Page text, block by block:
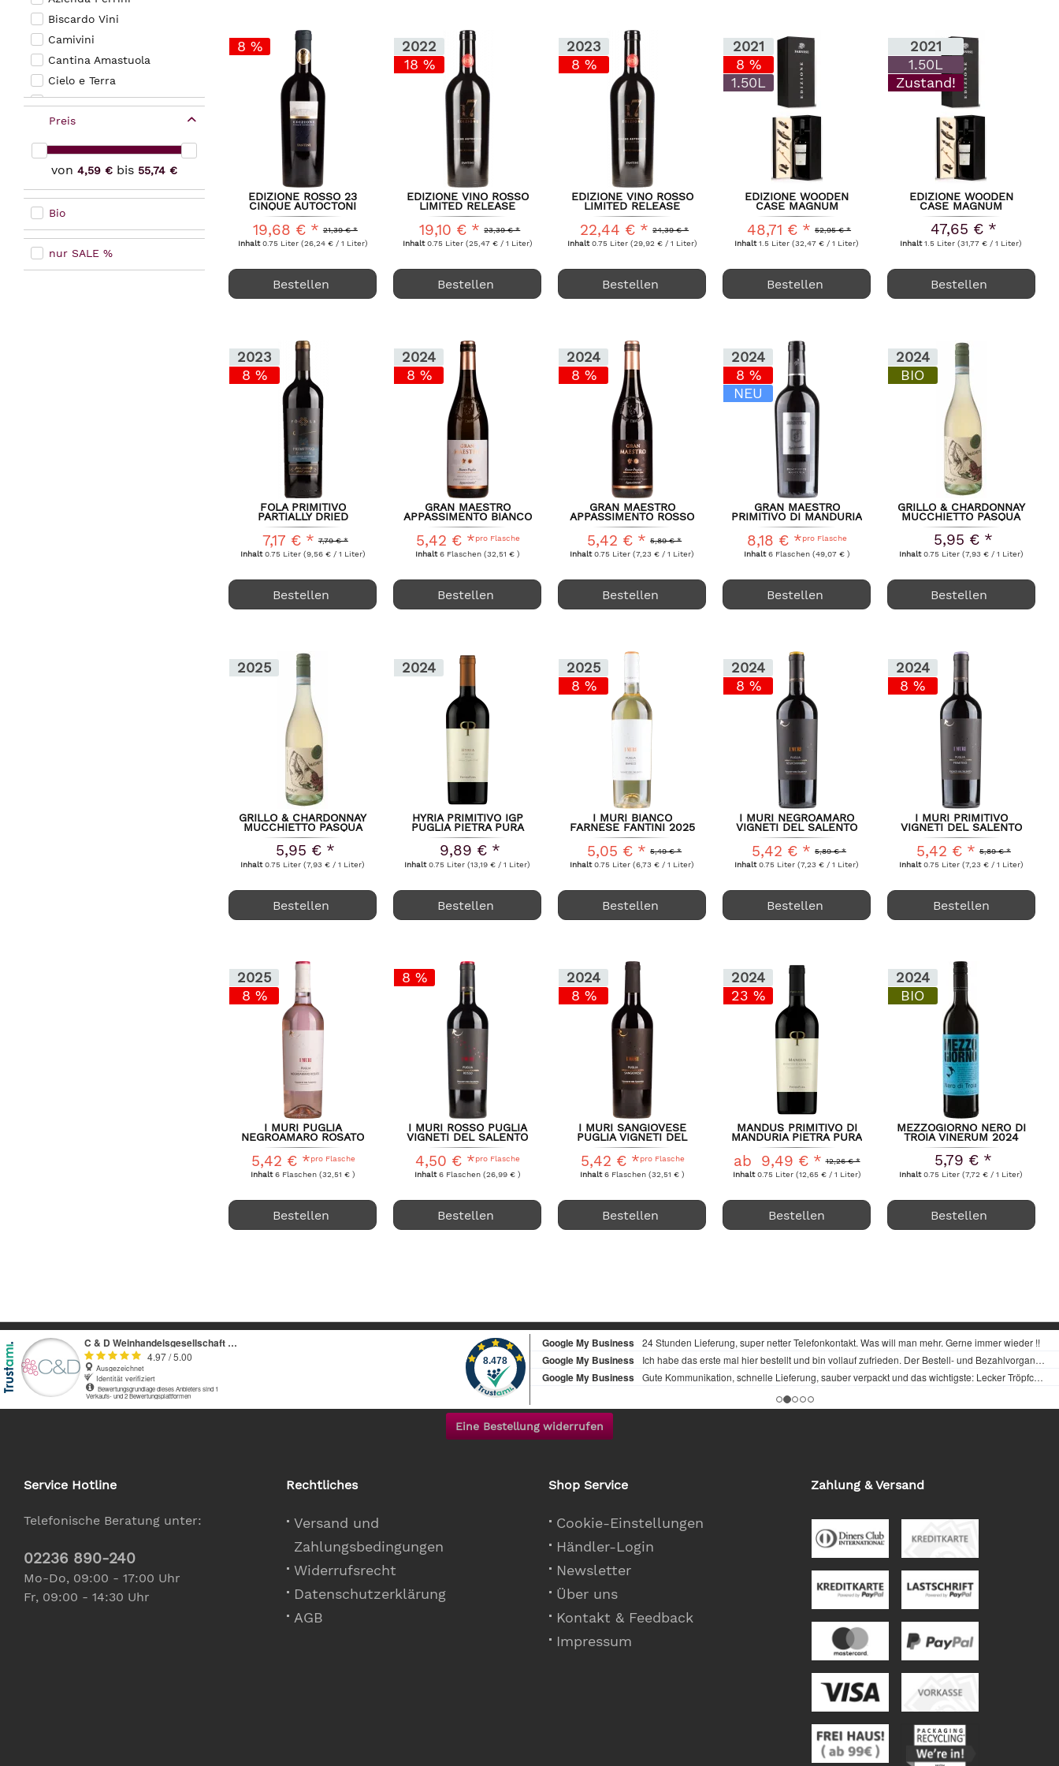
Biscardo Vini
Camivini
Cantina Amastuola
Cielo e Terra
Conte di Campiano
Conti Zecca
Preis
von 4,59 € bis 55,74 €
Bio
nur SALE %
8 %
EDIZIONE ROSSO 23
CINQUE AUTOCTONI
FARNESE FANTINI
21,39 € *
19,68 € *
Inhalt0.75 Liter (26,24 € / 1 Liter)
Bestellen
2022
18 %
EDIZIONE VINO ROSSO
LIMITED RELEASE
FARNESE...
23,39 € *
19,10 € *
Inhalt0.75 Liter (25,47 € / 1 Liter)
Bestellen
2023
8 %
EDIZIONE VINO ROSSO
LIMITED RELEASE
FARNESE...
24,39 € *
22,44 € *
Inhalt0.75 Liter (29,92 € / 1 Liter)
Bestellen
2021
8 %
1.50L
EDIZIONE WOODEN
CASE MAGNUM
FARNESE FANTINI...
52,95 € *
48,71 € *
Inhalt1.5 Liter(32,47 € / 1 Liter)
Bestellen
2021
1.50L
Zustand!
EDIZIONE WOODEN
CASE MAGNUM
FARNESE FANTINI...
47,65 € *
Inhalt1.5 Liter(31,77 € / 1 Liter)
Bestellen
2023
8 %
FOLA PRIMITIVO
PARTIALLY DRIED
GRAPES BISCARDO...
7,79 € *
7,17 € *
Inhalt0.75 Liter (9,56 € / 1 Liter)
Bestellen
2024
8 %
GRAN MAESTRO
APPASSIMENTO BIANCO
CIELO E TERRA...
5,42 € *pro Flasche
Inhalt6 Flaschen (32,51 € )
Bestellen
2024
8 %
GRAN MAESTRO
APPASSIMENTO ROSSO
CIELO E TERRA 2024
5,89 € *
5,42 € *
Inhalt0.75 Liter(7,23 € / 1 Liter)
Bestellen
2024
8 %
NEU
GRAN MAESTRO
PRIMITIVO DI MANDURIA
CIELO E...
8,18 € *pro Flasche
Inhalt6 Flaschen (49,07 € )
Bestellen
2024
BIO
GRILLO & CHARDONNAY
MUCCHIETTO PASQUA
2024
5,95 € *
Inhalt0.75 Liter (7,93 € / 1 Liter)
Bestellen
2025
GRILLO & CHARDONNAY
MUCCHIETTO PASQUA
2025
5,95 € *
Inhalt0.75 Liter(7,93 € / 1 Liter)
Bestellen
2024
HYRIA PRIMITIVO IGP
PUGLIA PIETRA PURA
2024
9,89 € *
Inhalt0.75 Liter(13,19 € / 1 Liter)
Bestellen
2025
8 %
I MURI BIANCO
FARNESE FANTINI 2025
5,49 € *
5,05 € *
Inhalt0.75 Liter(6,73 € / 1 Liter)
Bestellen
2024
8 %
I MURI NEGROAMARO
VIGNETI DEL SALENTO
FARNESE...
5,89 € *
5,42 € *
Inhalt0.75 Liter(7,23 € / 1 Liter)
Bestellen
2024
8 %
I MURI PRIMITIVO
VIGNETI DEL SALENTO
FARNESE...
5,89 € *
5,42 € *
Inhalt0.75 Liter (7,23 € / 1 Liter)
Bestellen
2025
8 %
I MURI PUGLIA
NEGROAMARO ROSATO
FARNESE FANTINI...
5,42 € *pro Flasche
Inhalt6 Flaschen (32,51 € )
Bestellen
8 %
I MURI ROSSO PUGLIA
VIGNETI DEL SALENTO
FARNESE...
4,50 € *pro Flasche
Inhalt6 Flaschen (26,99 € )
Bestellen
2024
8 %
I MURI SANGIOVESE
PUGLIA VIGNETI DEL
SALENTO...
5,42 € *pro Flasche
Inhalt6 Flaschen (32,51 € )
Bestellen
2024
23 %
MANDUS PRIMITIVO DI
MANDURIA PIETRA PURA
2024
12,26 € *
ab 9,49 € *
Inhalt0.75 Liter (12,65 € / 1 Liter)
Bestellen
2024
BIO
MEZZOGIORNO NERO DI
TROIA VINERUM 2024
5,79 € *
Inhalt0.75 Liter(7,72 € / 1 Liter)
Bestellen
Eine Bestellung widerrufen
Service Hotline
Telefonische Beratung unter:
02236 890-240
Mo-Do, 09:00 - 17:00 Uhr
Fr, 09:00 - 14:30 Uhr
Rechtliches
Versand und
Zahlungsbedingungen
Widerrufsrecht
Datenschutzerklärung
AGB
Shop Service
Cookie-Einstellungen
Händler-Login
Newsletter
Über uns
Kontakt & Feedback
Impressum
Zahlung & Versand